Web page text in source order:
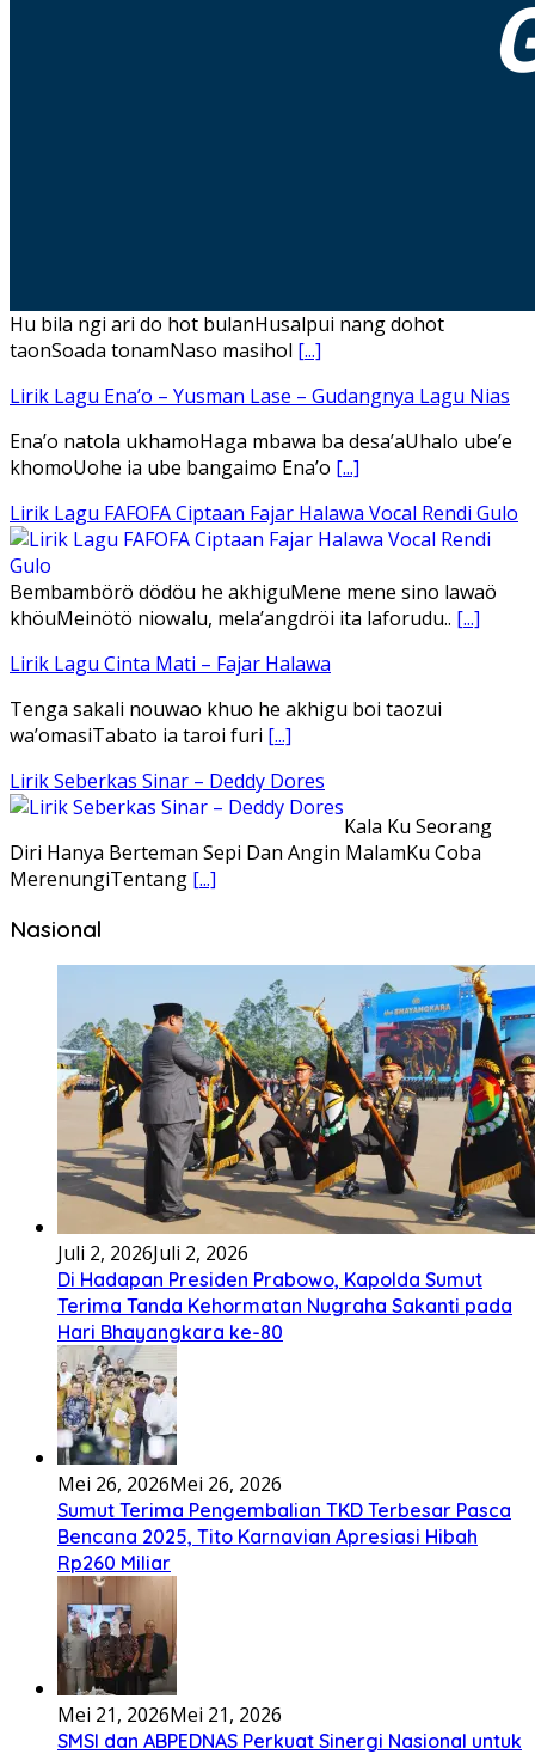
Hu bila ngi ari do hot bulanHusalpui nang dohot
taonSoada tonamNaso masihol [...]
Lirik Lagu Ena’o – Yusman Lase – Gudangnya Lagu Nias
Ena’o natola ukhamoHaga mbawa ba desa’aUhalo ube’e
khomoUohe ia ube bangaimo Ena’o
Lirik Lagu FAFOFA Ciptaan Fajar Halawa Vocal Rendi Gulo
Bembambörö dödöu he akhiguMene mene sino lawaö
khöuMeinötö niowalu, mela’angdröi ita laforudu..[...]